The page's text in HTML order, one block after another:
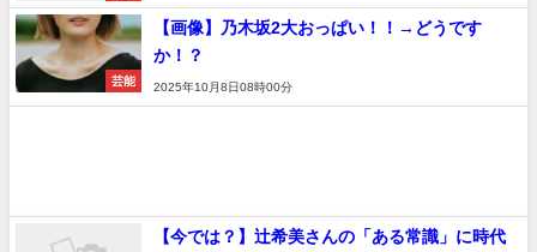
芸能
【画像】乃木坂2大おっぱい！！→どうです
か！？
2025年10月8日08時00分
【今では？】辻希美さんの「ある常識」に時代